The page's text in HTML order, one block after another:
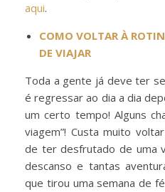
aqui.
COMO VOLTAR À
DE VIAJAR
Toda a gente já deve ter
é regressar ao dia a dia
um certo tempo! Alguns
viagem”! Custa muito
de ter desfrutado de uma
descanso e tantas
que tirou uma semana de